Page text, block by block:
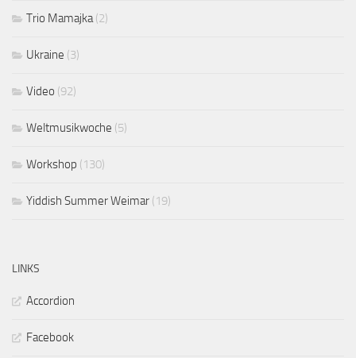
Trio Mamajka(2)
Ukraine (3)
Video (92)
Weltmusikwoche (5)
Workshop (130)
Yiddish Summer Weimar (19)
LINKS
Accordion
Facebook